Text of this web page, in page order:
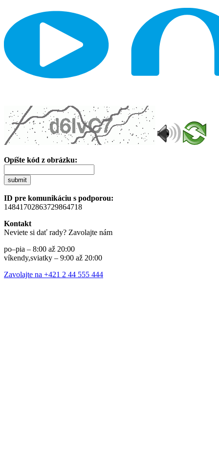
Opíšte kód z obrázku:
submit
ID pre komunikáciu s podporou:
14841702863729864718
Kontakt
Neviete si dať rady? Zavolajte nám
po–pia – 8:00 až 20:00
víkendy,sviatky – 9:00 až 20:00
Zavolajte na +421 2 44 555 444